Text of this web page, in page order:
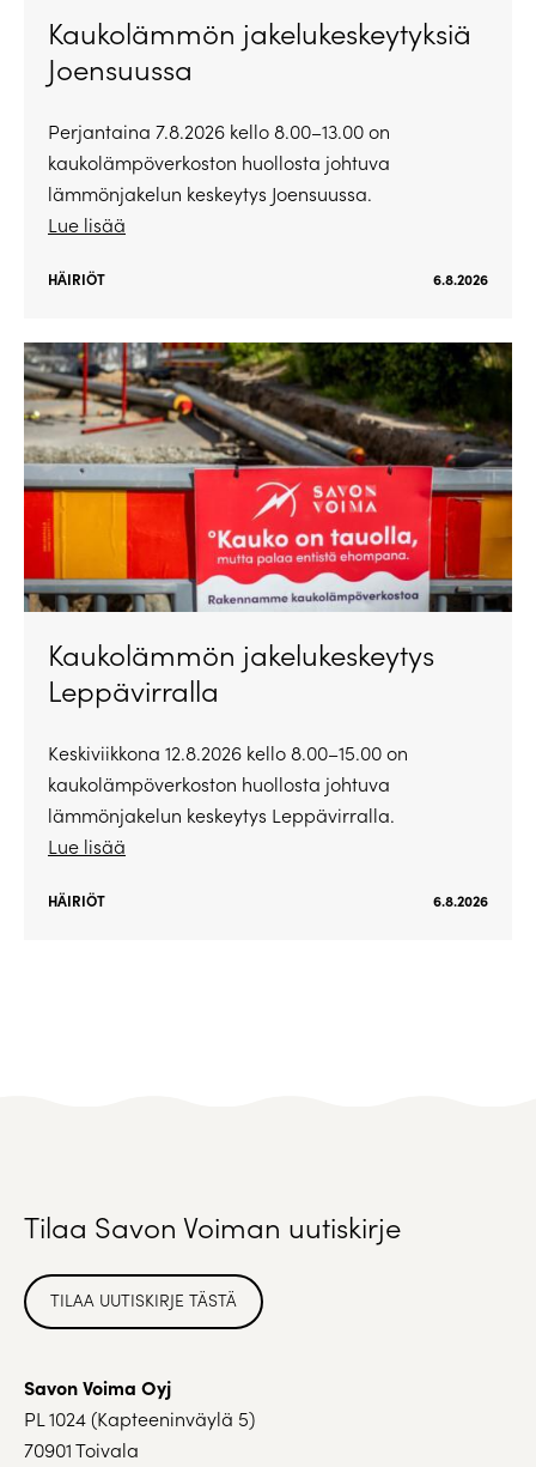
Kaukolämmön jakelukeskeytyksiä
Joensuussa
Perjantaina 7.8.2026 kello 8.00–13.00 on
kaukolämpöverkoston huollosta johtuva
lämmönjakelun keskeytys Joensuussa.
Lue lisää
HÄIRIÖT 6.8.2026
Kaukolämmön jakelukeskeytys
Leppävirralla
Keskiviikkona 12.8.2026 kello 8.00–15.00 on
kaukolämpöverkoston huollosta johtuva
lämmönjakelun keskeytys Leppävirralla.
Lue lisää
HÄIRIÖT 6.8.2026
Tilaa Savon Voiman uutiskirje
TILAA UUTISKIRJE TÄSTÄ
Savon Voima Oyj
PL 1024 (Kapteeninväylä 5)
70901 Toivala